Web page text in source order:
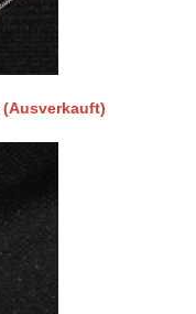
(Ausverkauft)